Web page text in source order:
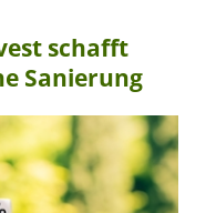
schafft
Sanierung